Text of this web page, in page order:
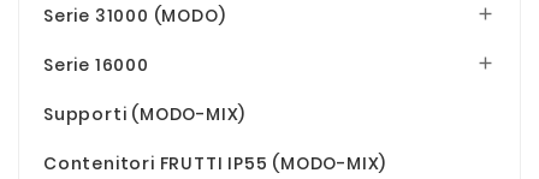
Serie 31000 (MODO) 
Serie 16000 
Supporti (MODO-MIX)
Contenitori FRUTTI IP55 (MODO-MIX)